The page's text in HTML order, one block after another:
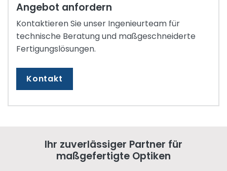
Angebot anfordern
Kontaktieren Sie unser Ingenieurteam für
technische Beratung und maßgeschneiderte
Fertigungslösungen.
Kontakt
Ihr zuverlässiger Partner für
maßgefertigte Optiken